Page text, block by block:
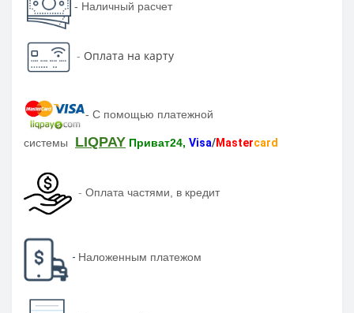
- Наличный расчет
- Оплата на карту
- С помощью платежной
системы LIQPAY Приват24, Visa/Mastercard
- Оплата частями, в кредит
- Наложенным платежом